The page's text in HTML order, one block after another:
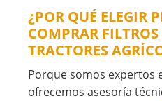
¿POR QUÉ ELEGIR
COMPRAR
TRACTORES
Porque somos expertos
ofrecemos asesoría